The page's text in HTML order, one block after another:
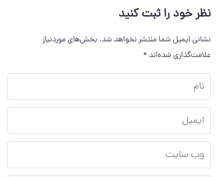
نظر خود را ثبت کنید
نشانی ایمیل شما منتشر نخواهد شد. بخش‌های موردنیاز
علامت‌گذاری شده‌اند *